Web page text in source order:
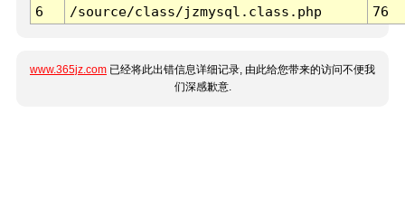
6
/source/class/jzmysql.class.php 76
www.365jz.com 已经将此出错信息详细记录, 由此给您带来的访问不便我
们深感歉意.